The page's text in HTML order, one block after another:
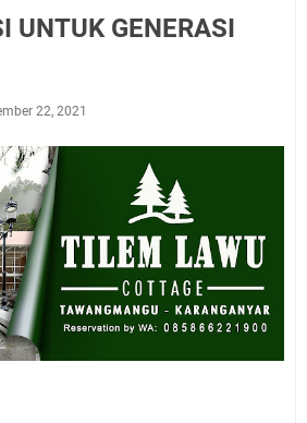
UNTUK GENERASI
22, 2021